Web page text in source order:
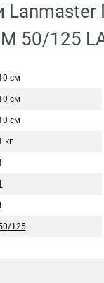
50/125
см
см
см
кг
125